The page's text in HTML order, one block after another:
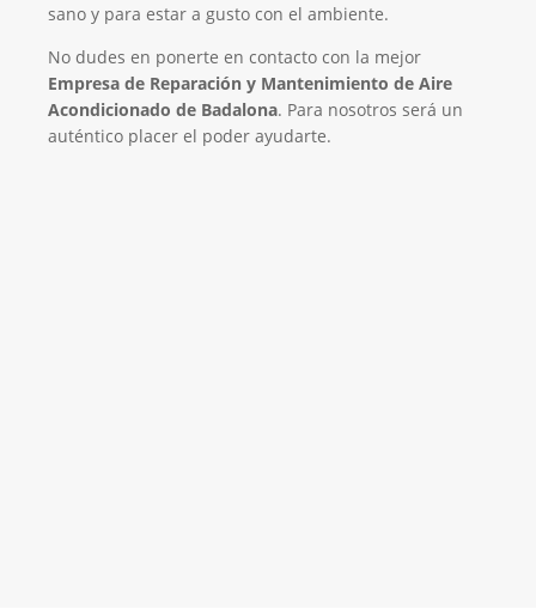
sano y para estar a gusto con el ambiente.
No dudes en ponerte en contacto con la mejor
Empresa de Reparación y Mantenimiento de Aire
Acondicionado de Badalona. Para nosotros será un
auténtico placer el poder ayudarte.